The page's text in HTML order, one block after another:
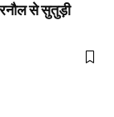
से सुतुड़ी